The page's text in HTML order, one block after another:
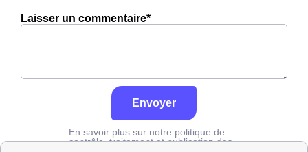
Laisser un commentaire*
Envoyer
En savoir plus sur notre politique de
contrôle, traitement et publication des